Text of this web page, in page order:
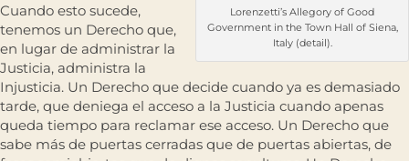
Lorenzetti’s Allegory of Good
Government in the Town Hall of Siena,
Italy (detail).
Cuando esto sucede,
tenemos un Derecho que,
en lugar de administrar la
Justicia, administra la
Injusticia. Un Derecho que decide cuando ya es demasiado
tarde, que deniega el acceso a la Justicia cuando apenas
queda tiempo para reclamar ese acceso. Un Derecho que
sabe más de puertas cerradas que de puertas abiertas, de